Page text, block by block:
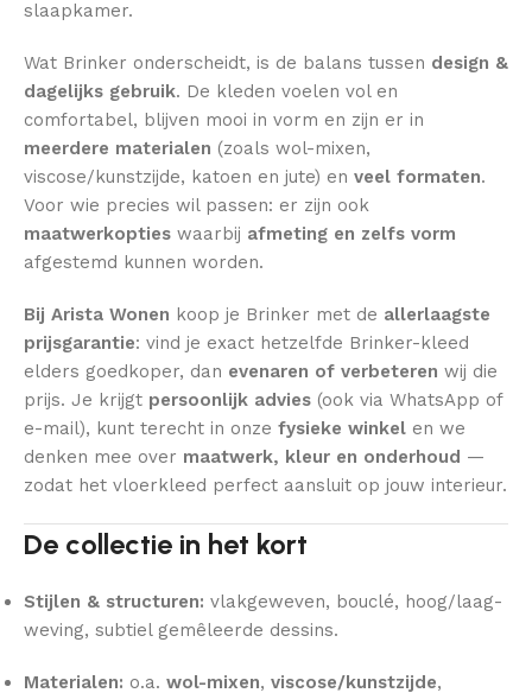
slaapkamer.
Wat Brinker onderscheidt, is de balans tussen design &
dagelijks gebruik. De kleden voelen vol en
comfortabel, blijven mooi in vorm en zijn er in
meerdere materialen (zoals wol-mixen,
viscose/kunstzijde, katoen en jute) en veel formaten.
Voor wie precies wil passen: er zijn ook
maatwerkopties waarbij afmeting en zelfs vorm
afgestemd kunnen worden.
Bij Arista Wonen koop je Brinker met de allerlaagste
prijsgarantie: vind je exact hetzelfde Brinker-kleed
elders goedkoper, dan evenaren of verbeteren wij die
prijs. Je krijgt persoonlijk advies (ook via WhatsApp of
e-mail), kunt terecht in onze fysieke winkel en we
denken mee over maatwerk, kleur en onderhoud —
zodat het vloerkleed perfect aansluit op jouw interieur.
De collectie in het kort
Stijlen & structuren: vlakgeweven, bouclé, hoog/laag-
weving, subtiel gemêleerde dessins.
Materialen: o.a. wol-mixen, viscose/kunstzijde,